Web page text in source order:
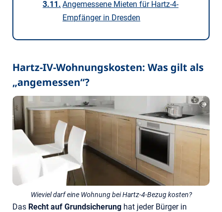
Angemessene Mieten für Hartz-4-
Empfänger in Dresden
Hartz-IV-Wohnungskosten: Was gilt als
„angemessen“?
Wieviel darf eine Wohnung bei Hartz-4-Bezug kosten?
Das Recht auf Grundsicherung hat jeder Bürger in